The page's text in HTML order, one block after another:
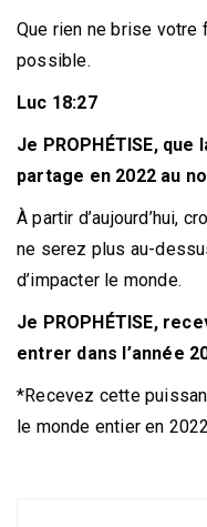
Que rien ne brise
possible.
Luc 18:27
Je PROPHÉTISE,
partage en 2022 au
À partir d’aujourd’hui,
ne serez plus au-
d’impacter le monde.
Je PROPHÉTISE,
entrer dans l’année
*Recevez cette
le monde entier en